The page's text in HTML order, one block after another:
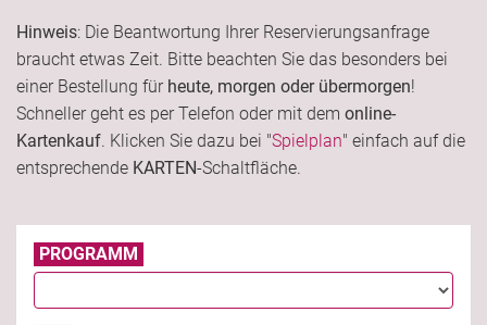
Hinweis: Die Beantwortung Ihrer Reservierungsanfrage
braucht etwas Zeit. Bitte beachten Sie das besonders bei
einer Bestellung für heute, morgen oder übermorgen!
Schneller geht es per Telefon oder mit dem online-
Kartenkauf. Klicken Sie dazu bei "Spielplan" einfach auf die
entsprechende KARTEN-Schaltfläche.
PROGRAMM